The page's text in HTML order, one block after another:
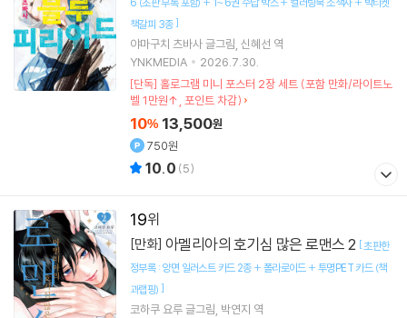
책갈피 3종]
야마구치 츠바사글그림 신혜선 역
YNKMEDIA
2026.7.30.
[단독] 홀로그램 미니 포스터 2장 세트 (포함 만화/라이트노
벨 1만원↑, 포인트 차감)
10% 13,500원
750원
10.0 (5)
19
[만화] 아멜리아의 호기심 많은 로맨스 2 [초판한
정부록 : 양면 일러스트 카드 2종 + 폴라로이드 + 투명PET 카드 (책
과랩핑) ]
코하쿠 요루글그림 박연지 역